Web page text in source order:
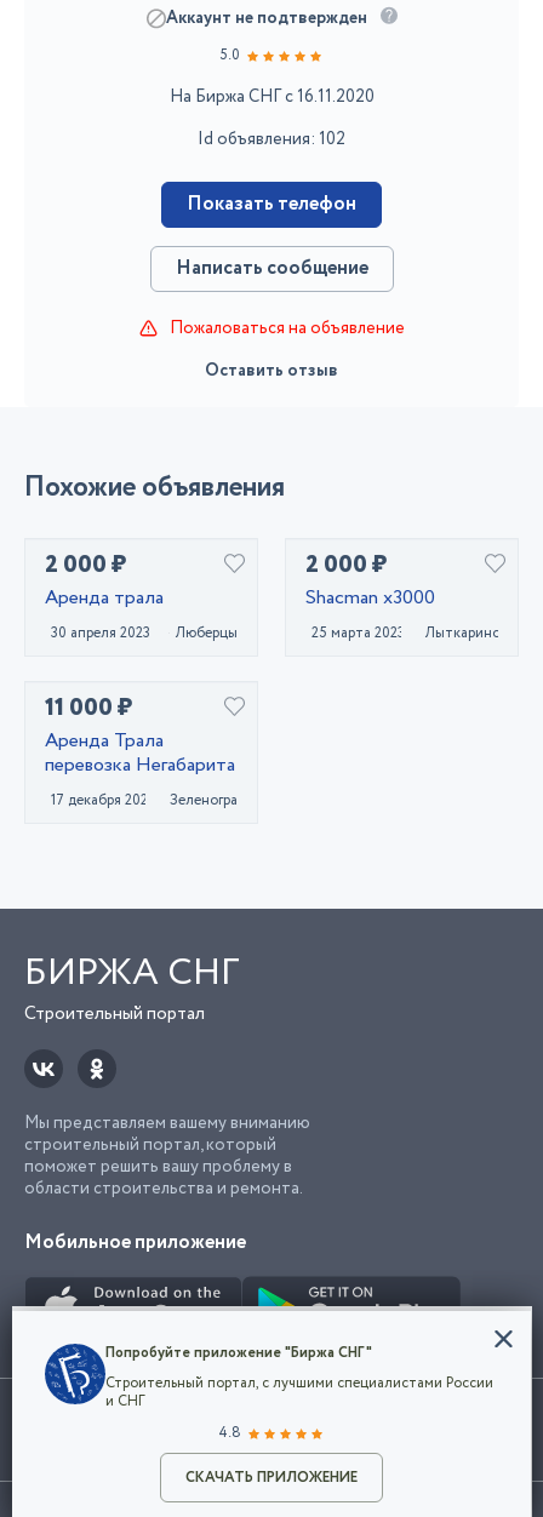
Аккаунт не подтвержден
5.0
На Биржа СНГ с 16.11.2020
Id объявления: 102
Показать телефон
Написать сообщение
Пожаловаться на объявление
Оставить отзыв
Похожие объявления
2 000 ₽
Аренда трала
30 апреля 2023 Люберцы
2 000 ₽
Shacman x3000
25 марта 2023 Лыткарино
11 000 ₽
Аренда Трала
перевозка Негабарита
17 декабря 2020 Зеленоград
БИРЖА СНГ
Строительный портал
Мы представляем вашему вниманию
строительный портал, который
поможет решить вашу проблему в
области строительства и ремонта.
Мобильное приложение
Использование сайта, в том числе подача объявлений, означает
марки представленные на сайте являются собственностью их
©2026Биржа СНГ
Конфиденциальность
Мы используем файлы cookie, чтобы сделать
наш сайт удобным для каждого
Политикой конфиденциальности компании
и принимаете условия использования cookie.
Попробуйте приложение "Биржа СНГ"
Строительный портал, с лучшими специалистами России
и СНГ
4.8
СКАЧАТЬ ПРИЛОЖЕНИЕ